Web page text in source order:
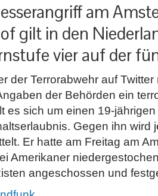
am
gilt in den
vier auf der
der Terrorabwehr auf
der Behörden ein
es sich um einen 19-
Gegen ihn wird
Er hatte am Freitag am
Amerikaner
angeschossen und